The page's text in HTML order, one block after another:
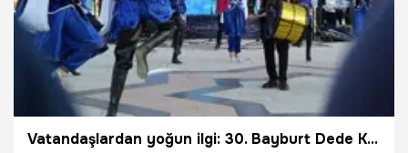
Vatandaşlardan yoğun ilgi: 30. Bayburt Dede Korkut Şölenleri uluslararası gösterilerle renklendi